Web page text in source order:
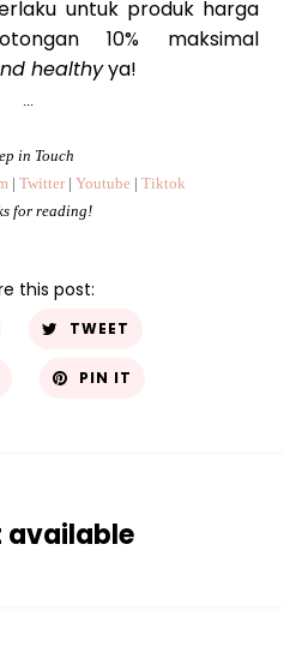
untuk produk harga
10% maksimal
healthyya!
...
in Touch
| Twitter | Youtube| Tiktok
for reading!
this post:
TWEET
PIN IT
available